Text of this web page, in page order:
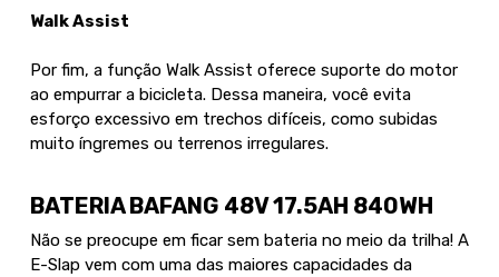
Walk Assist
Por fim, a função Walk Assist oferece suporte do motor
ao empurrar a bicicleta. Dessa maneira, você evita
esforço excessivo em trechos difíceis, como subidas
muito íngremes ou terrenos irregulares.
BATERIA BAFANG 48V 17.5AH 840WH
Não se preocupe em ficar sem bateria no meio da trilha! A
E-Slap vem com uma das maiores capacidades da